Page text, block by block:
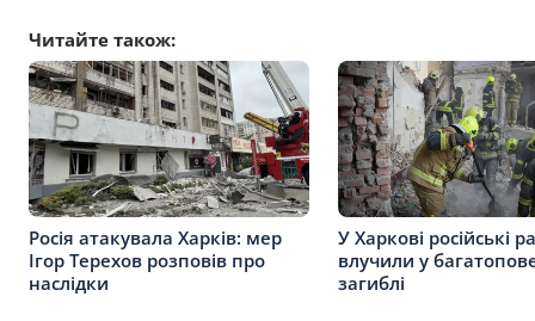
Читайте також:
Росія атакувала Харків: мер
Ігор Терехов розповів про
наслідки
У Харкові російські
влучили у
загиблі